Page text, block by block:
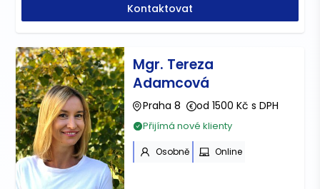
Kontaktovat
Mgr. Tereza
Adamcová
Praha 8 od 1500 Kč s DPH
Přijímá nové klienty
Osobně Online